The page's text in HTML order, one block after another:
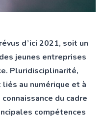
d’ici 2021, soit un
jeunes entreprises
Pluridisciplinarité,
au numérique et à
du cadre
compétences